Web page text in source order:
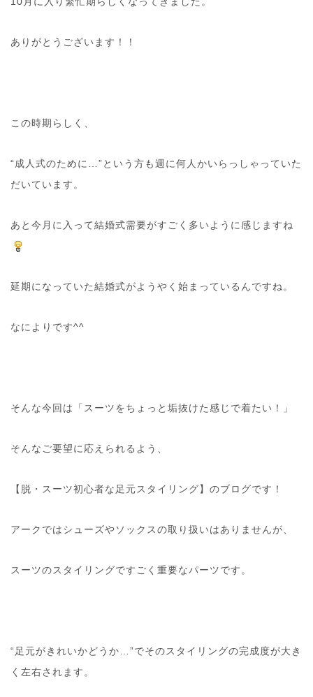
ありがとうございます！！
この時期らしく、
“成人式のために…”という方も週に何人かいらっしゃっていた
だいています。
あと今月に入って結婚式需要がすごく多いように感じますね
延期になっていた結婚式がようやく始まっているんですね。
なによりです^^
そんな今回は「スーツをちょっと垢抜けた感じで着たい！」
そんなご要望に応えられるよう、
【脱・スーツ初心者な足元スタイリング】のブログです！
アークではシューズやソックスの取り扱いはありませんが、
スーツのスタイリングですごく重要なパーツです。
“足元がきれいかどうか…”でそのスタイリングの完成度が大き
く左右されます。